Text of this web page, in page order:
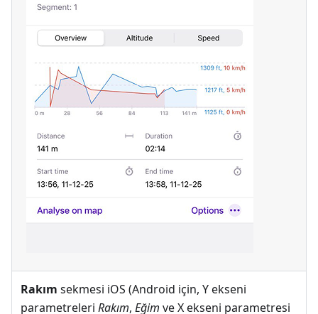
Rakım sekmesi iOS (Android için, Y ekseni
parametreleri Rakım, Eğim ve X ekseni parametresi